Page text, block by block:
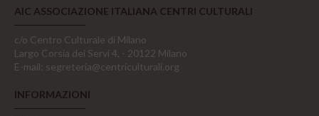
AIC ASSOCIAZIONE ITALIANA CENTRI CULTURALI
c/o Centro Culturale di Milano
Largo Corsia dei Servi 4, - 20122 Milano
E-mail: segreteria@centriculturali.org
INFORMAZIONI